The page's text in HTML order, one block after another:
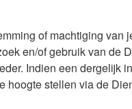
of machtiging van
en/of gebruik van de
Indien een dergelijk
hoogte stellen via de